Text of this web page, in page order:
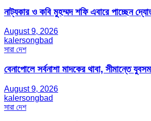
নাট্যকার ও কবি মুহম্মদ শফি এবারে পাচ্ছেন
August 9, 2026
kalersongbad
সারা দেশ
বেনাপোলে সর্বনাশা মাদকের থাবা, সীমান্তে
August 9, 2026
kalersongbad
সারা দেশ